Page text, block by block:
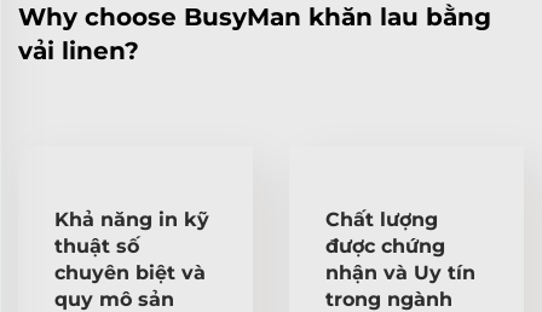
Why choose BusyMan khăn lau bằng
vải linen?
Khả năng in kỹ
thuật số
chuyên biệt và
quy mô sản
Chất lượng
được chứng
nhận và Uy tín
trong ngành